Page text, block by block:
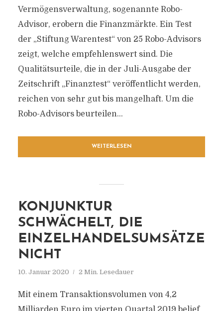
Vermögensverwaltung, sogenannte Robo-
Advisor, erobern die Finanzmärkte. Ein Test
der „Stiftung Warentest“ von 25 Robo-Advisors
zeigt, welche empfehlenswert sind. Die
Qualitätsurteile, die in der Juli-Ausgabe der
Zeitschrift „Finanztest“ veröffentlicht werden,
reichen von sehr gut bis mangelhaft. Um die
Robo-Advisors beurteilen...
WEITERLESEN
KONJUNKTUR
SCHWÄCHELT, DIE
EINZELHANDELSUMSÄTZE
NICHT
10. Januar 2020 2 Min. Lesedauer
Mit einem Transaktionsvolumen von 4,2